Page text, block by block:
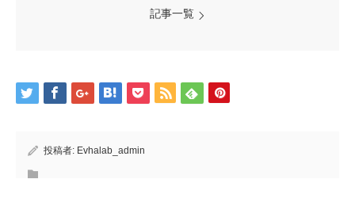
記事一覧
投稿者: Evhalab_admin